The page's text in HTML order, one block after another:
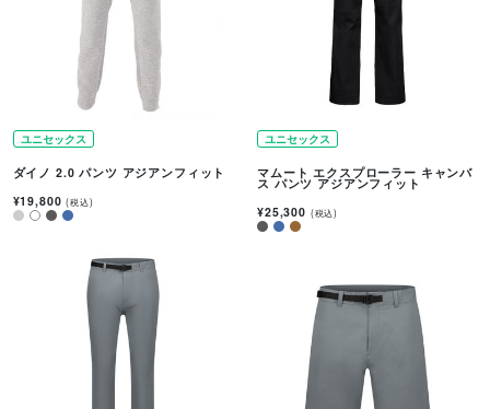
ユニセックス
ダイノ 2.0 パンツ アジアンフィット
¥19,800(税込)
ユニセックス
マムート エクスプローラー キャンバ
ス パンツ アジアンフィット
¥25,300 (税込)